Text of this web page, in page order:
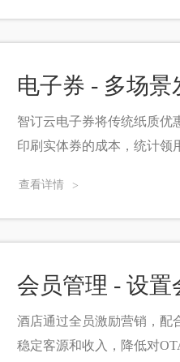
电子券 - 多场
智订云电子券将传统纸质优
印刷实体券的成本，统计领
查看详情 >
会员管理 - 设
酒店通过全员激励营销，配
稳定客源和收入，降低对